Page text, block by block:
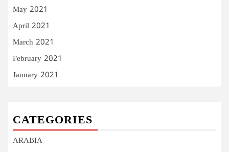
May 2021
April 2021
March 2021
February 2021
January 2021
CATEGORIES
ARABIA